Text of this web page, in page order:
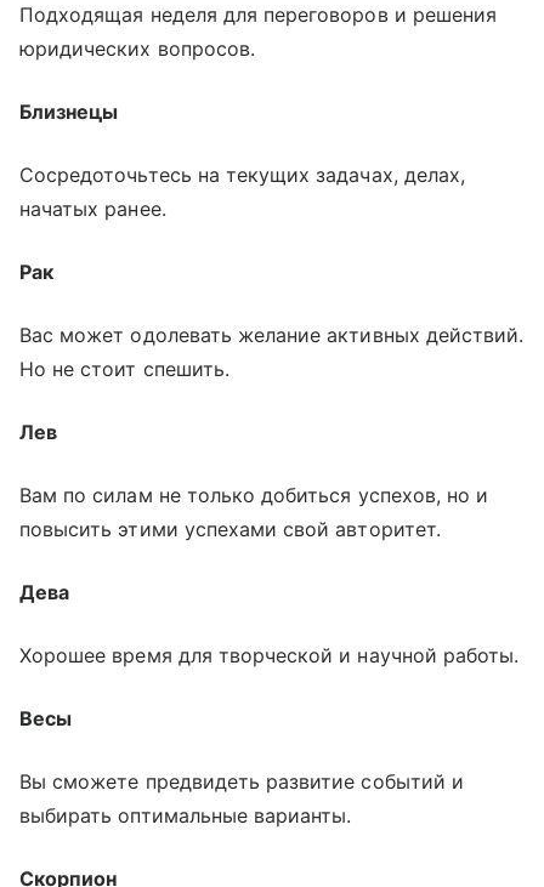
Подходящая неделя для переговоров и решения
юридических вопросов.
Близнецы
Сосредоточьтесь на текущих задачах, делах,
начатых ранее.
Рак
Вас может одолевать желание активных действий.
Но не стоит спешить.
Лев
Вам по силам не только добиться успехов, но и
повысить этими успехами свой авторитет.
Дева
Хорошее время для творческой и научной работы.
Весы
Вы сможете предвидеть развитие событий и
выбирать оптимальные варианты.
Скорпион